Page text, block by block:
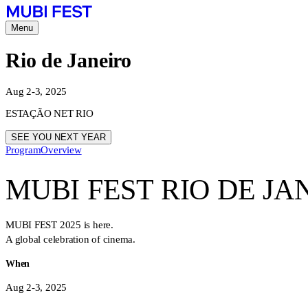
Menu
Rio de Janeiro
Aug 2-3, 2025
ESTAÇÃO NET RIO
SEE YOU NEXT YEAR
ProgramOverview
MUBI FEST RIO DE
MUBI FEST 2025 is here.
A global celebration of cinema.
When
Aug 2-3, 2025